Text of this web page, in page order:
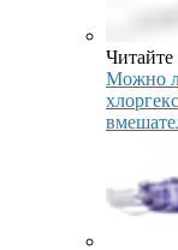
Читайте
Можно